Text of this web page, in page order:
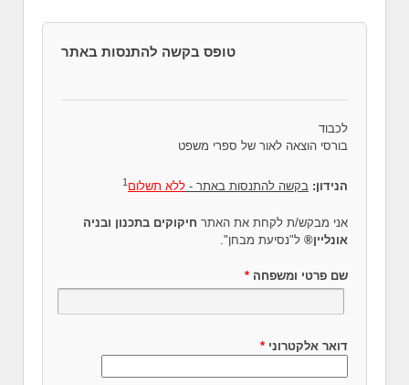
טופס בקשה להתנסות באתר
לכבוד
בורסי הוצאה לאור של ספרי משפט
הנידון: בקשה להתנסות באתר - ללא תשלום 1
אני מבקש/ת לקחת את האתר חיקוקים בתכנון ובניה
אונליין® ל"נסיעת מבחן".
שם פרטי ומשפחה *
דואר אלקטרוני *